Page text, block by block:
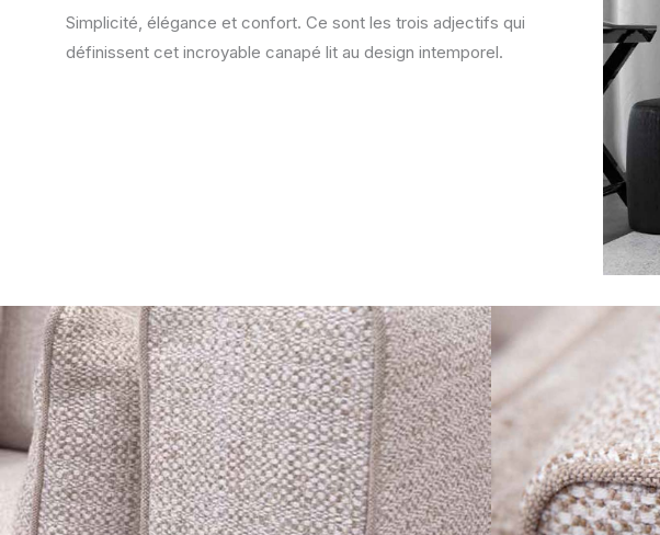
Simplicité, élégance et confort. Ce sont les trois adjectifs qui
définissent cet incroyable canapé lit au design intemporel.